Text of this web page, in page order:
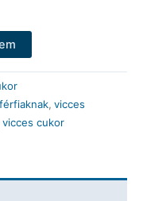
, vicces
vicces cukor